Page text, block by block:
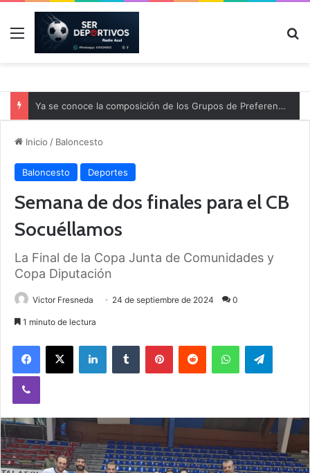
Menú
Ya se conoce la composición de los Grupos de Preferente y el calendario
Inicio / Baloncesto
Baloncesto Deportes
Semana de dos finales para el CB
Socuéllamos
La Final de la Copa Junta de Comunidades y
Copa Diputación
Victor Fresneda 24 de septiembre de 2024 0
1 minuto de lectura